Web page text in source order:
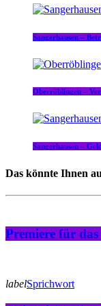
Sangerhausen –
Oberröblingen –
Sangerhausen –
Das könnte Ihnen
Premiere für
labelSprichwort